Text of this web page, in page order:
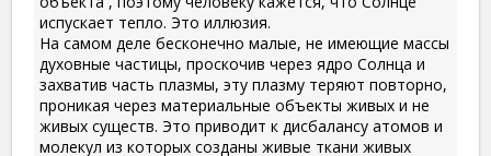
испускает тепло. Это иллюзия.
На самом деле бесконечно малые, не имеющие массы
духовные частицы, проскочив через ядро Солнца и
захватив часть плазмы, эту плазму теряют повторно,
проникая через материальные объекты живых и не
живых существ. Это приводит к дисбалансу атомов и
молекул из которых созданы живые ткани живых